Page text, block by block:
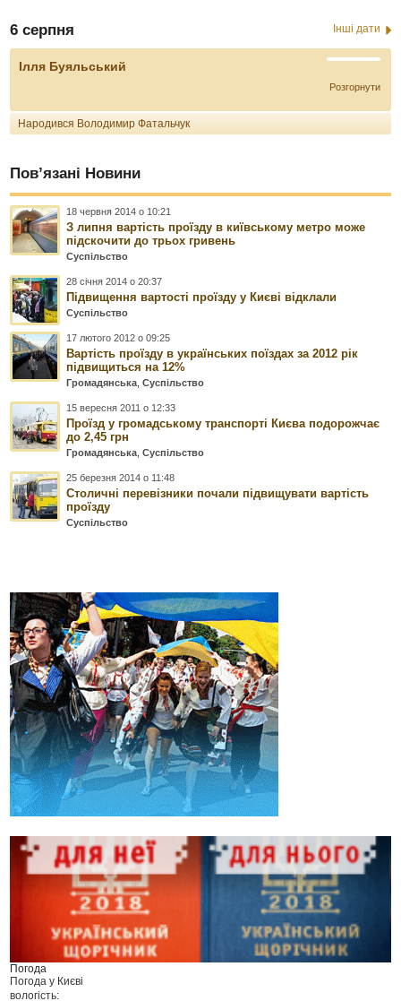
6 серпня Інші дати
Ілля Буяльський
Розгорнути
Народився Володимир Фатальчук
Пов’язані Новини
18 червня 2014 о 10:21
З липня вартість проїзду в київському метро може
підскочити до трьох гривень
Суспільство
28 січня 2014 о 20:37
Підвищення вартості проїзду у Києві відклали
Суспільство
17 лютого 2012 о 09:25
Вартість проїзду в українських поїздах за 2012 рік
підвищиться на 12%
Громадянська ,Суспільство
15 вересня 2011 о 12:33
Проїзд у громадському транспорті Києва подорожчає
до 2,45 грн
Громадянська ,Суспільство
25 березня 2014 о 11:48
Столичні перевізники почали підвищувати вартість
проїзду
Суспільство
Погода
Погода у Києві
вологість: